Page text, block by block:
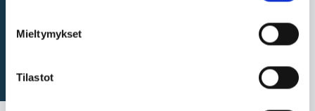
Mieltymykset
Tilastot